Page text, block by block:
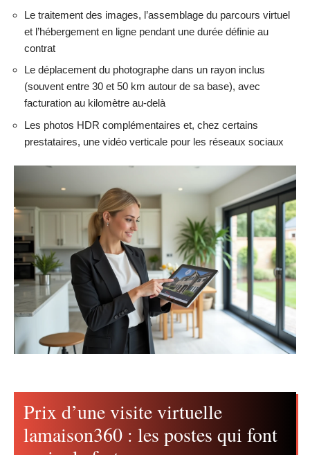
Le traitement des images, l’assemblage du parcours virtuel
et l’hébergement en ligne pendant une durée définie au
contrat
Le déplacement du photographe dans un rayon inclus
(souvent entre 30 et 50 km autour de sa base), avec
facturation au kilomètre au-delà
Les photos HDR complémentaires et, chez certains
prestataires, une vidéo verticale pour les réseaux sociaux
Prix d’une visite virtuelle
lamaison360 : les postes qui font